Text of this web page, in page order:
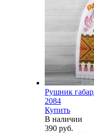
Рушник
2084
Купить
В наличии
390 руб.